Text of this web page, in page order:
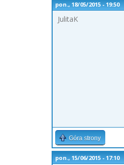
pon., 18/05/2015 - 19:50
JulitaK
Góra strony
pon., 15/06/2015 - 17:10